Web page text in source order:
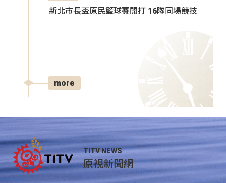
新北市長盃原民籃球賽開打 16隊同場競技
more
TITV NEWS
原視新聞網